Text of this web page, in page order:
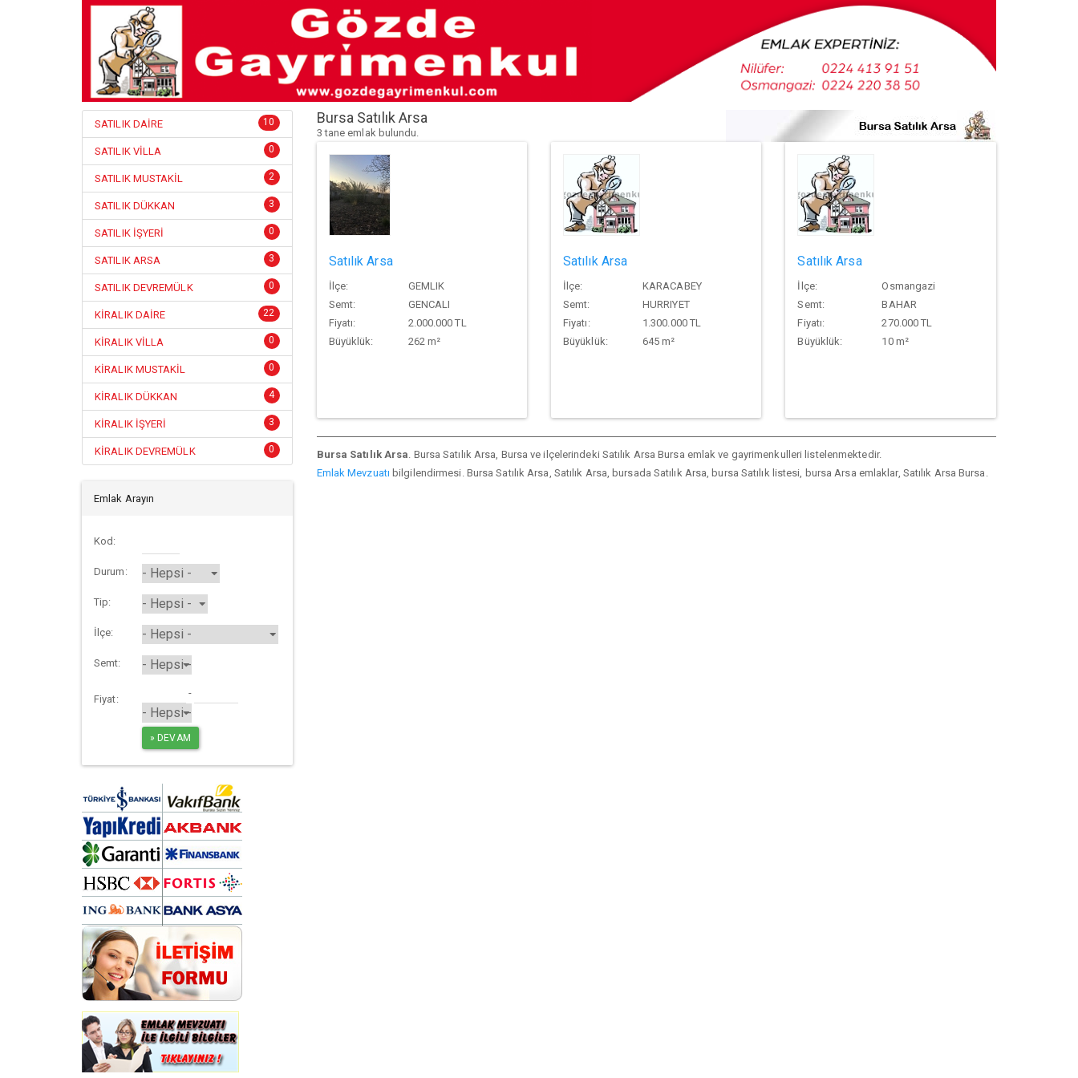
10
SATILIK DAİRE
0
SATILIK VİLLA
2
SATILIK MUSTAKİL
3
SATILIK DÜKKAN
0
SATILIK İŞYERİ
3
SATILIK ARSA
0
SATILIK DEVREMÜLK
22
KİRALIK DAİRE
0
KİRALIK VİLLA
0
KİRALIK MUSTAKİL
4
KİRALIK DÜKKAN
3
KİRALIK İŞYERİ
0
KİRALIK DEVREMÜLK
Emlak Arayın
Kod:
Durum:
Tip:
İlçe:
Semt:
Fiyat:
-
Bursa Satılık Arsa
3 tane emlak bulundu.
Satılık Arsa
İlçe:
GEMLIK
Semt:
GENCALI
Fiyatı:
2.000.000 TL
Büyüklük:
262 m²
Satılık Arsa
İlçe:
KARACABEY
Semt:
HURRIYET
Fiyatı:
1.300.000 TL
Büyüklük:
645 m²
Satılık Arsa
İlçe:
Osmangazi
Semt:
BAHAR
Fiyatı:
270.000 TL
Büyüklük:
10 m²
Bursa Satılık Arsa . Bursa Satılık Arsa, Bursa ve ilçelerindeki Satılık Arsa Bursa emlak ve gayrimenkulleri listelenmektedir.
Emlak Mevzuatı bilgilendirmesi. Bursa Satılık Arsa, Satılık Arsa, bursada Satılık Arsa, bursa Satılık listesi, bursa Arsa emlaklar, Satılık Arsa Bursa.